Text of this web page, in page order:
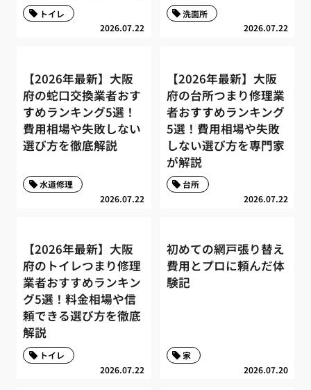
2026.07.22
トイレ
2026.07.22
洗面所
【2026年最新】大阪
府の蛇口交換業者おす
すめランキング5選！
費用相場や失敗しない
選び方を徹底解説
2026.07.22
水道修理
【2026年最新】大阪
府の台所つまり修理業
者おすすめランキング
5選！費用相場や失敗
しない選び方を専門家
が解説
2026.07.22
台所
【2026年最新】大阪
府のトイレつまり修理
業者おすすめランキン
グ5選！料金相場や信
頼できる選び方を徹底
解説
2026.07.22
トイレ
初めての網戸張り替え
費用とプロに頼んだ体
験記
2026.07.20
家